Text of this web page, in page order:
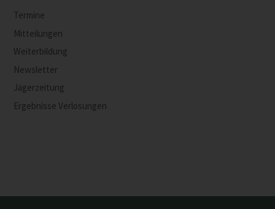
Termine
Mitteilungen
Weiterbildung
Newsletter
Jägerzeitung
Ergebnisse Verlosungen